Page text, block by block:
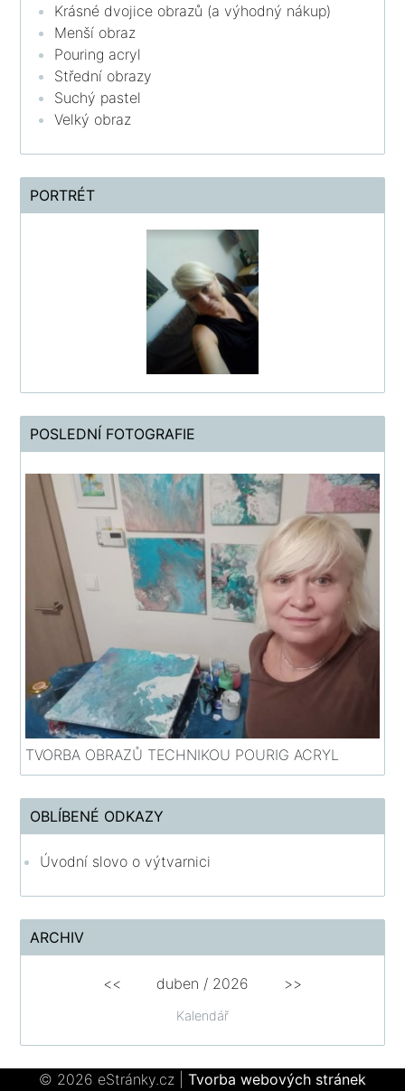
Krásné dvojice obrazů (a výhodný nákup)
Menší obraz
Pouring acryl
Střední obrazy
Suchý pastel
Velký obraz
PORTRÉT
POSLEDNÍ FOTOGRAFIE
TVORBA OBRAZŮ TECHNIKOU POURIG ACRYL
OBLÍBENÉ ODKAZY
Úvodní slovo o výtvarnici
ARCHIV
Kalendář
<< duben / 2026 >>
© 2026 eStránky.cz Tvorba webových stránek